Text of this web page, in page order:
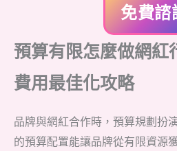
免費諮
預算有限怎麼做網紅
費用最佳化攻略
品牌與網紅合作時，預算規劃扮
的預算配置能讓品牌從有限資源